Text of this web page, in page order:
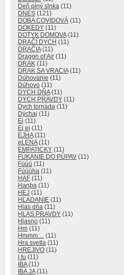
Deň plný slnka (11)
DNES (121)
DOBA COVIDOVÁ (11)
DOKEDY (11)
DOTYK DOMOVA(11)
DRAČÍ DYCH (11)
DRAČIA(11)
Dragon of Air (11)
DRAK (11)
DRAK SA VRACIA(11)
Dúhovanie (11)
Dúhovo (11)
DYCH DŇA(11)
DYCH PRAVDY (11)
Dych tornáda (11)
Dýchaj (11)
Ej (11)
Ej ej (11)
EJHA(11)
eLENA(11)
EMPATICKY (11)
FÚKANIE DO PÚPAV (11)
Fúúú (11)
Fúúúha (11)
HAF (11)
Hanba (11)
HEJ (11)
HĽADANIE (11)
Hlas dňa (11)
HLAS PRAVDY (11)
Hlasno (11)
Hm (11)
Hmmm… (11)
Hra svetla (11)
HREJIVO (11)
I tu (11)
IBA(11)
IBA JA(11)